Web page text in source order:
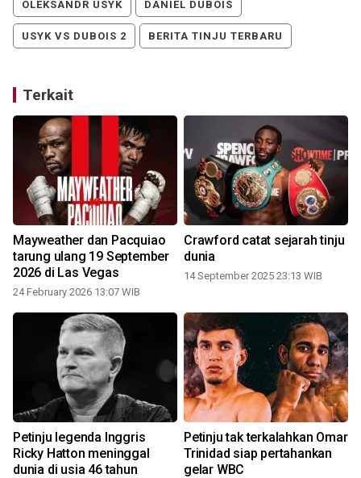
OLEKSANDR USYK DANIEL DUBOIS
USYK VS DUBOIS 2 BERITA TINJU TERBARU
Terkait
Mayweather dan Pacquiao
tarung ulang 19 September
2026 di Las Vegas
24 February 2026 13:07 WIB
Crawford catat sejarah tinju
dunia
14 September 2025 23:13 WIB
Petinju legenda Inggris
Ricky Hatton meninggal
dunia di usia 46 tahun
Petinju tak terkalahkan Omar
Trinidad siap pertahankan
gelar WBC